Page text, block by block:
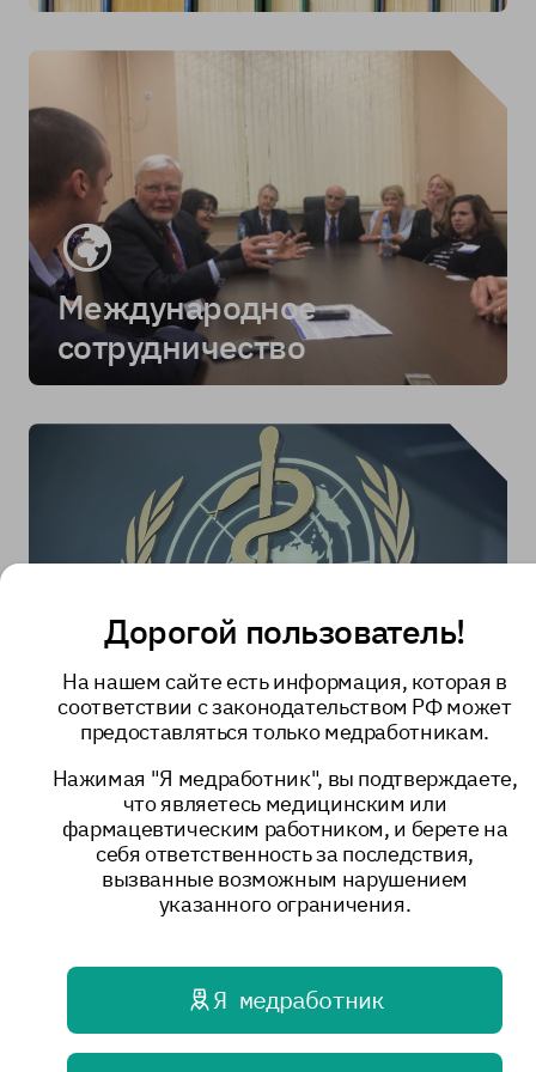
Международное
сотрудничество
Сотрудничающий центр
ВОЗ
Научная и
образовательная
Дорогой пользователь!
На нашем сайте есть информация, которая в
соответствии с законодательством РФ может
предоставляться только медработникам.
Нажимая "Я медработник", вы подтверждаете,
что являетесь медицинским или
фармацевтическим работником, и берете на
себя ответственность за последствия,
вызванные возможным нарушением
указанного ограничения.
Я медработник